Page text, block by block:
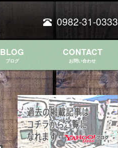
0982-31-0333
BLOG
ブログ
CONTACT
お問い合わせ